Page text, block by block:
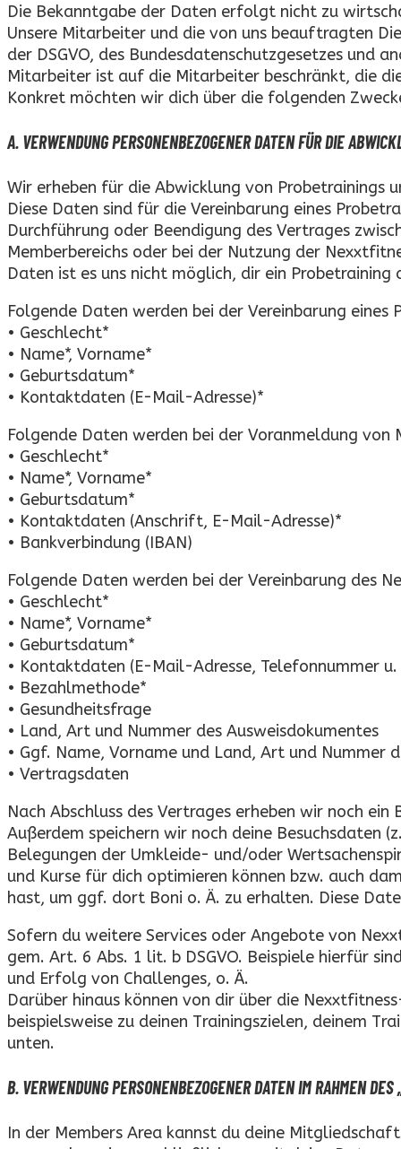
Die Bekanntgabe der Daten erfolgt nicht zu
Unsere Mitarbeiter und die von uns beauftragten
der DSGVO, des Bundesdatenschutzgesetzes und
Mitarbeiter ist auf die Mitarbeiter beschränkt, die
Konkret möchten wir dich über die folgenden
A. VERWENDUNG PERSONENBEZOGENER DATEN FÜR DIE
Wir erheben für die Abwicklung von Probetrainings
Diese Daten sind für die Vereinbarung eines
Durchführung oder Beendigung des Vertrages
Memberbereichs oder bei der Nutzung der
Daten ist es uns nicht möglich, dir ein
Folgende Daten werden bei der Vereinbarung eines
• Geschlecht*
• Name*, Vorname*
• Geburtsdatum*
• Kontaktdaten (E-Mail-Adresse)*
Folgende Daten werden bei der Voranmeldung von
• Geschlecht*
• Name*, Vorname*
• Geburtsdatum*
• Kontaktdaten (Anschrift, E-Mail-Adresse)*
• Bankverbindung (IBAN)
Folgende Daten werden bei der Vereinbarung des
• Geschlecht*
• Name*, Vorname*
• Geburtsdatum*
• Kontaktdaten (E-Mail-Adresse, Telefonnummer u.
• Bezahlmethode*
• Gesundheitsfrage
• Land, Art und Nummer des Ausweisdokumentes
• Ggf. Name, Vorname und Land, Art und Nummer
• Vertragsdaten
Nach Abschluss des Vertrages erheben wir noch
Außerdem speichern wir noch deine Besuchsdaten
Belegungen der Umkleide- und/oder
und Kurse für dich optimieren können bzw. auch
hast, um ggf. dort Boni o. Ä. zu erhalten. Diese
Sofern du weitere Services oder Angebote von
gem. Art. 6 Abs. 1 lit. b DSGVO. Beispiele hierfür
und Erfolg von Challenges, o. Ä.
Darüber hinaus können von dir über die
beispielsweise zu deinen Trainingszielen, deinem
unten.
B. VERWENDUNG PERSONENBEZOGENER DATEN IM RAHMEN DES
In der Members Area kannst du deine